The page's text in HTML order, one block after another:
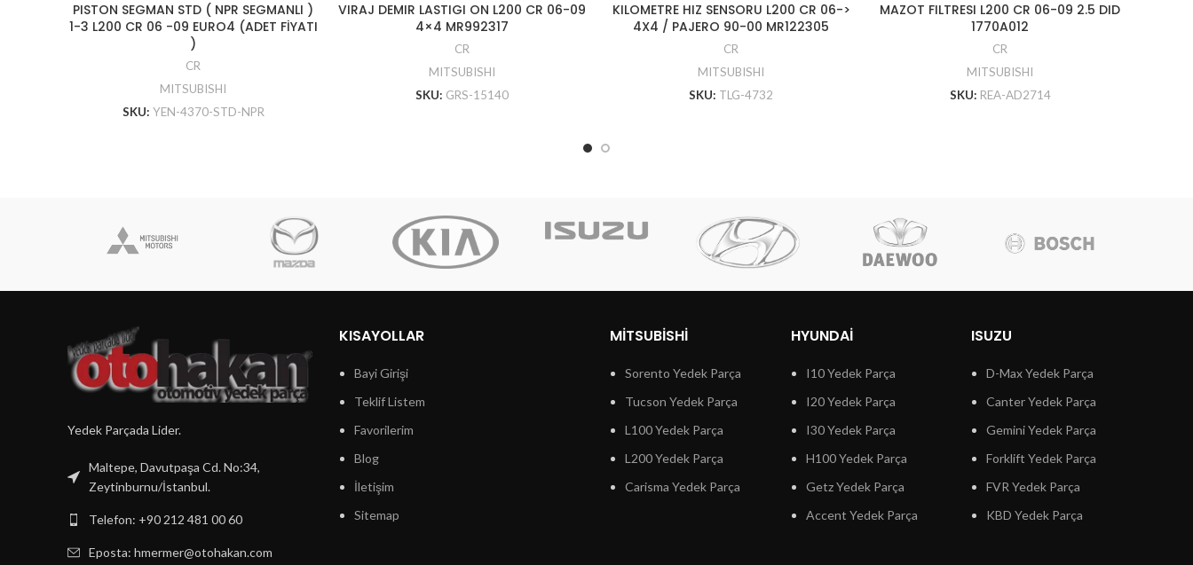
PISTON SEGMAN STD ( NPR SEGMANLI )
1-3 L200 CR 06 -09 EURO4 (ADET FİYATI
)
CR
MITSUBISHI
SKU: YEN-4370-STD-NPR
VIRAJ DEMIR LASTIGI ON L200 CR 06-09
4×4 MR992317
CR
MITSUBISHI
SKU: GRS-15140
KILOMETRE HIZ SENSORU L200 CR 06->
4X4 / PAJERO 90-00 MR122305
CR
MITSUBISHI
SKU: TLG-4732
MAZOT FILTRESI L200 CR 06-09 2.5 DID
1770A012
CR
MITSUBISHI
SKU: REA-AD2714
Yedek Parçada Lider.
Maltepe, Davutpaşa Cd. No:34,
Zeytinburnu/İstanbul.
Telefon: +90 212 481 00 60
Eposta: hmermer@otohakan.com
KISAYOLLAR
Bayi Girişi
Teklif Listem
Favorilerim
Blog
İletişim
Sitemap
MITSUBISHI
Sorento Yedek Parça
Tucson Yedek Parça
L100 Yedek Parça
L200 Yedek Parça
Carisma Yedek Parça
HYUNDAI
I10 Yedek Parça
I20 Yedek Parça
I30 Yedek Parça
H100 Yedek Parça
Getz Yedek Parça
Accent Yedek Parça
ISUZU
D-Max Yedek Parça
Canter Yedek Parça
Gemini Yedek Parça
Forklift Yedek Parça
FVR Yedek Parça
KBD Yedek Parça